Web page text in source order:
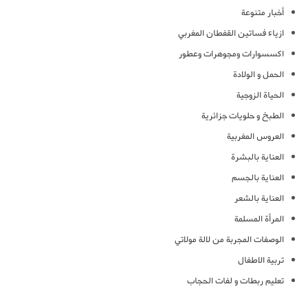
أخبار متنوعة
ازياء فساتين القفطان المغربي
اكسسوارات ومجوهرات وعطور
الحمل و الولادة
الحياة الزوجية
الطبخ و حلويات جزائرية
العروس المغربية
العناية بالبشرة
العناية بالجسم
العناية بالشعر
المرأة المسلمة
الوصفات المجربة من لالة مولاتي
تربية الاطفال
تعليم ربطات و لفات الحجاب